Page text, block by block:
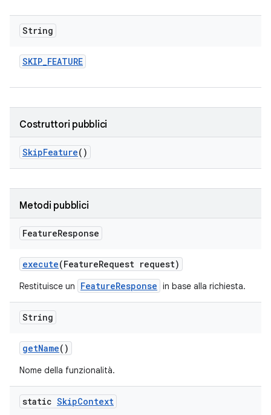
String
SKIP_FEATURE
Costruttori pubblici
SkipFeature()
Metodi pubblici
FeatureResponse
execute(FeatureRequest request)
Restituisce un FeatureResponse in base alla richiesta.
String
getName()
Nome della funzionalità.
static SkipContext